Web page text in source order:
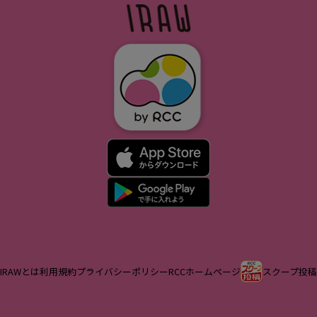
IRAWとは利用規約プライバシーポリシーRCCホームページ スクープ投稿